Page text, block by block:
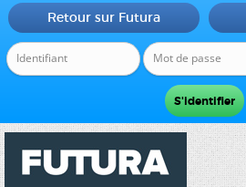
Retour sur Futura